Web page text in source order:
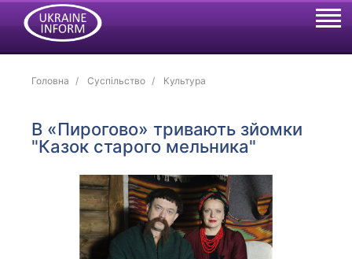
Головна Суспільство Культура
В «Пирогово» тривають зйомки
"Казок старого мельника"